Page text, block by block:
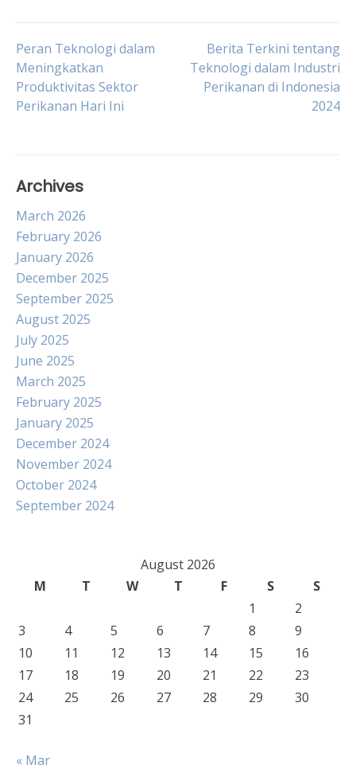
Post
navigation
Peran Teknologi dalam
Meningkatkan
Produktivitas Sektor
Perikanan Hari Ini
Berita Terkini tentang
Teknologi dalam Industri
Perikanan di Indonesia
2024
Archives
March 2026
February 2026
January 2026
December 2025
September 2025
August 2025
July 2025
June 2025
March 2025
February 2025
January 2025
December 2024
November 2024
October 2024
September 2024
August 2026
M
T W T F S
S
1
2
3
4 5 6 7 8
9
10
11 12 13 14 15
16
17
18 19 20 21 22
23
24
25 26 27 28 29
30
31
« Mar